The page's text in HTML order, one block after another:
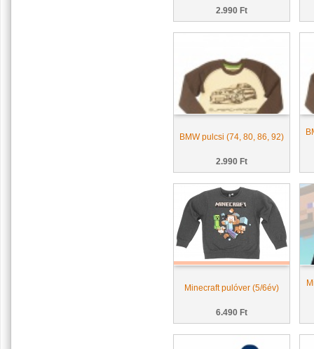
2.990 Ft
BMW pulcsi (74, 80, 86, 92)
2.990 Ft
Minecraft pulóver (5/6év)
6.490 Ft